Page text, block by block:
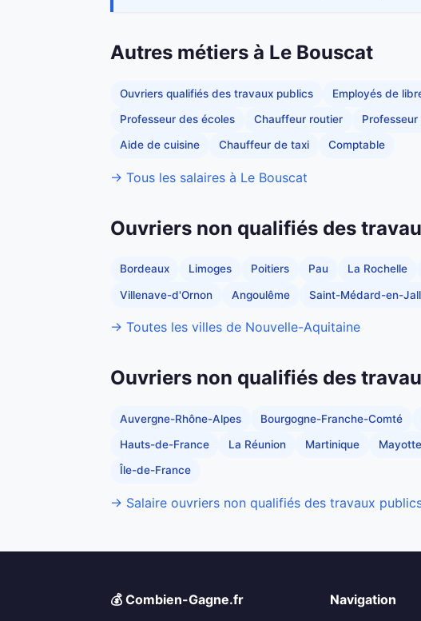
Autres métiers à Le Bouscat
Ouvriers qualifiés des travaux publics Employés de
Professeur des écoles Chauffeur routier
Aide de cuisine Chauffeur de taxi Comptable
→ Tous les salaires à Le Bouscat
Ouvriers non qualifiés des
Bordeaux Limoges Poitiers Pau La Rochelle
Villenave-d'Ornon Angoulême Saint-Médard-en-
→ Toutes les villes de Nouvelle-Aquitaine
Ouvriers non qualifiés des
Auvergne-Rhône-Alpes Bourgogne-Franche-Comté
Hauts-de-France La Réunion Martinique Mayotte
Île-de-France
→ Salaire ouvriers non qualifiés des travaux
💰 Combien-Gagne.fr
Navigation